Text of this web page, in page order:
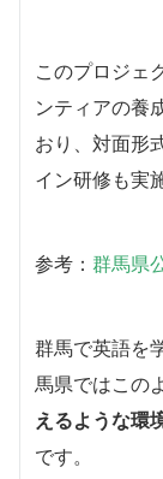
このプロジェ
ンティアの養
おり、対面形
イン研修も実
参考： 群馬県
群馬で英語を
馬県ではこの
えるような環
です。